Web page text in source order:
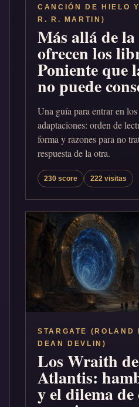
CANCIÓN DE HIELO
R. R. MARTIN)
Más allá de
ofrecen los
Poniente que
no puede
Una guía para entrar en
adaptaciones: orden de
forma y razones para no
respuesta de la otra.
230 score 222 visitas
STARGATE (ROLAND
DEAN DEVLIN)
Los Wraith
Atlantis:
y el dilema